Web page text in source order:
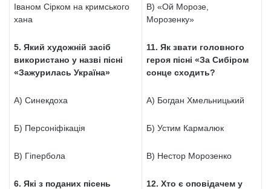
Іваном Сірком на кримського
хана
5. Який художній засіб
використано у назві пісні
«Зажурилась Україна»
А) Синекдоха
Б) Персоніфікація
В) Гіпербола
6. Які з поданих пісень
В) «Ой Морозе,
Морозенку»
11. Як звати головного
героя пісні «За Сибіром
сонце сходить?
А) Богдан Хмельницький
Б) Устим Кармалюк
В) Нестор Морозенко
12. Хто є оповідачем у